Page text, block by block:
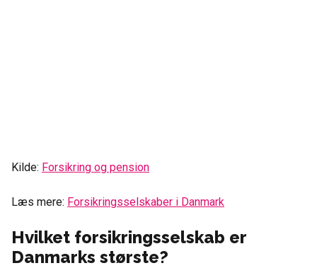
Kilde: Forsikring og pension
Læs mere: Forsikringsselskaber i Danmark
Hvilket forsikringsselskab er
Danmarks største?